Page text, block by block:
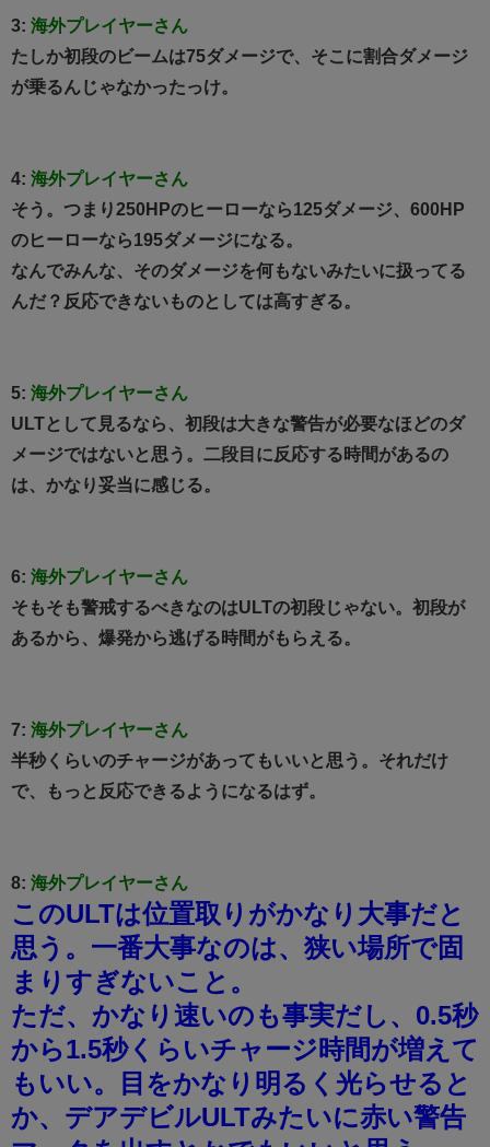
3: 海外プレイヤーさん
たしか初段のビームは75ダメージで、そこに割合ダメージ
が乗るんじゃなかったっけ。
4: 海外プレイヤーさん
そう。つまり250HPのヒーローなら125ダメージ、600HP
のヒーローなら195ダメージになる。
なんでみんな、そのダメージを何もないみたいに扱ってる
んだ？反応できないものとしては高すぎる。
5: 海外プレイヤーさん
ULTとして見るなら、初段は大きな警告が必要なほどのダ
メージではないと思う。二段目に反応する時間があるの
は、かなり妥当に感じる。
6: 海外プレイヤーさん
そもそも警戒するべきなのはULTの初段じゃない。初段が
あるから、爆発から逃げる時間がもらえる。
7: 海外プレイヤーさん
半秒くらいのチャージがあってもいいと思う。それだけ
で、もっと反応できるようになるはず。
8: 海外プレイヤーさん
このULTは位置取りがかなり大事だと
思う。一番大事なのは、狭い場所で固
まりすぎないこと。
ただ、かなり速いのも事実だし、0.5秒
から1.5秒くらいチャージ時間が増えて
もいい。目をかなり明るく光らせると
か、デアデビルULTみたいに赤い警告